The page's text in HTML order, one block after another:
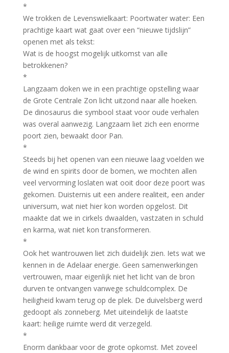
*
We trokken de Levenswielkaart: Poortwater water: Een
prachtige kaart wat gaat over een “nieuwe tijdslijn”
openen met als tekst:
Wat is de hoogst mogelijk uitkomst van alle
betrokkenen?
*
Langzaam doken we in een prachtige opstelling waar
de Grote Centrale Zon licht uitzond naar alle hoeken.
De dinosaurus die symbool staat voor oude verhalen
was overal aanwezig. Langzaam liet zich een enorme
poort zien, bewaakt door Pan.
*
Steeds bij het openen van een nieuwe laag voelden we
de wind en spirits door de bomen, we mochten allen
veel vervorming loslaten wat ooit door deze poort was
gekomen. Duisternis uit een andere realiteit, een ander
universum, wat niet hier kon worden opgelost. Dit
maakte dat we in cirkels dwaalden, vastzaten in schuld
en karma, wat niet kon transformeren.
*
Ook het wantrouwen liet zich duidelijk zien. Iets wat we
kennen in de Adelaar energie. Geen samenwerkingen
vertrouwen, maar eigenlijk niet het licht van de bron
durven te ontvangen vanwege schuldcomplex. De
heiligheid kwam terug op de plek. De duivelsberg werd
gedoopt als zonneberg. Met uiteindelijk de laatste
kaart: heilige ruimte werd dit verzegeld.
*
Enorm dankbaar voor de grote opkomst. Met zoveel